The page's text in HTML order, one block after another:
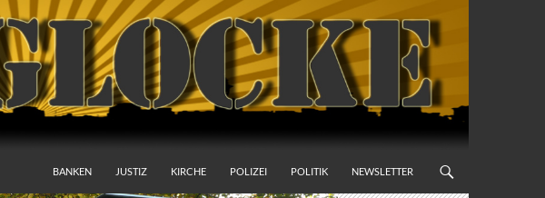
BANKEN JUSTIZ KIRCHE POLIZEI POLITIK NEWSLETTER